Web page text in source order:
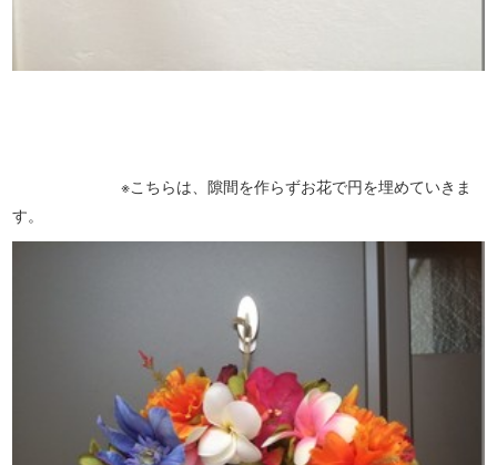
※こちらは、隙間を作らずお花で円を埋めていきま
す。